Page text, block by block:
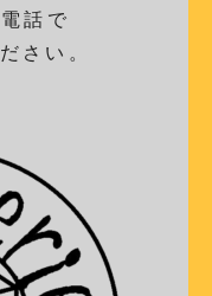
話で
さい。